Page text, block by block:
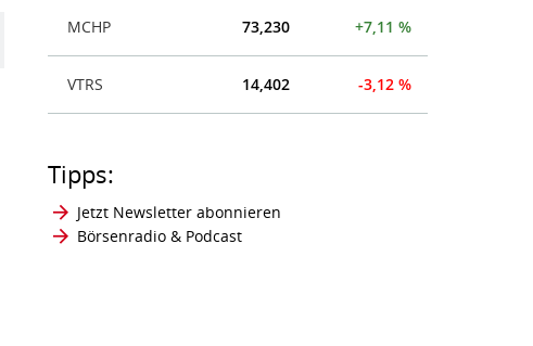
MCHP 73,230 +7,11 %
VTRS 14,402 -3,12 %
Tipps:
Jetzt Newsletter abonnieren
Börsenradio & Podcast